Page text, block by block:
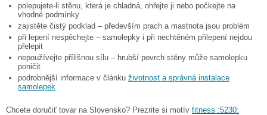
polepujete-li stěnu, která je chladná, ohřejte ji nebo počkejte na
vhodné podmínky
zajistěte čistý podklad – především prach a mastnota jsou problém
při lepení nespěchejte – samolepky i při nechtěném přilepení nejdou
přelepit
nepoužívejte přílišnou sílu – hrubší povrch stěny může samolepku
poničit
podrobnější informace v článku životnost a správná instalace
samolepek
Chcete doručiť tovar na Slovensko? Prezrite si motív fitness :5230: